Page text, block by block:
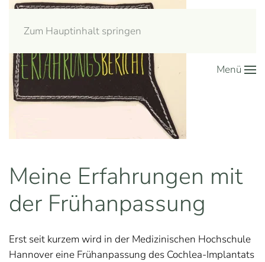
Zum Hauptinhalt springen
Menü
Meine Erfahrungen mit
der Frühanpassung
Erst seit kurzem wird in der Medizinischen Hochschule
Hannover eine Frühanpassung des Cochlea-Implantats